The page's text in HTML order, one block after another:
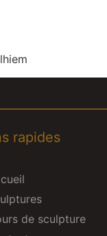
rapides
de sculpture